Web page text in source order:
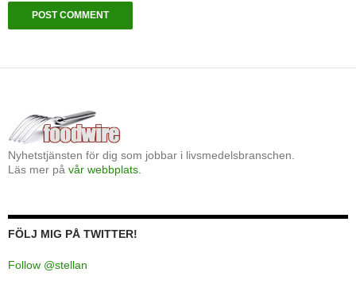
Nyhetstjänsten för dig som jobbar i livsmedelsbranschen.
Läs mer på vår webbplats.
FÖLJ MIG PÅ TWITTER!
Follow @stellan